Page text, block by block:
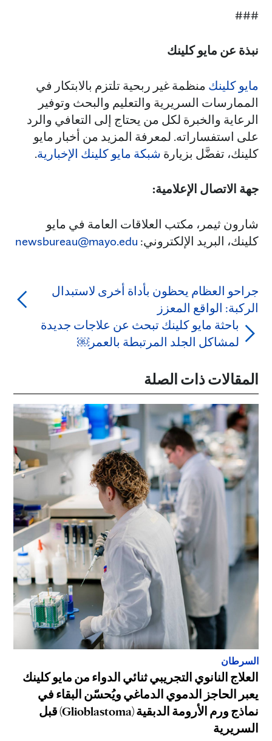
###
نبذة عن مايو كلينك
مايو كلينك منظمة غير ربحية تلتزم بالابتكار في
الممارسات السريرية والتعليم والبحث وتوفير
الرعاية والخبرة لكل من يحتاج إلى التعافي والرد
على استفساراته. لمعرفة المزيد من أخبار مايو
كلينك، تفضَّل بزيارة شبكة مايو كلينك الإخبارية.
جهة الاتصال الإعلامية:
شارون ثيمر، مكتب العلاقات العامة في مايو
كلينك، البريد الإلكتروني: newsbureau@mayo.edu
جراحو العظام يحظون بأداة أخرى لاستبدال
الركبة: الواقع المعزز
باحثة مايو كلينك تبحث عن علاجات جديدة
لمشاكل الجلد المرتبطة بالعمر￼
المقالات ذات الصلة
السرطان
العلاج النانوي التجريبي ثنائي الدواء من مايو كلينك
يعبر الحاجز الدموي الدماغي ويُحسّن البقاء في
نماذج ورم الأرومة الدبقية (Glioblastoma) قبل
السريرية